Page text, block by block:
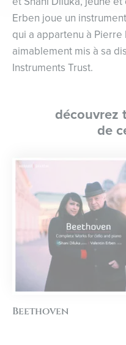
Erben joue un
qui a appartenu à Pierre
aimablement mis à sa
Instruments Trust.
découvrez
de
Beethoven